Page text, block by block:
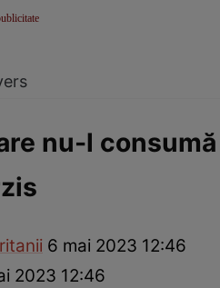
nu-l
6 mai 2023 12:46
2023 12:46